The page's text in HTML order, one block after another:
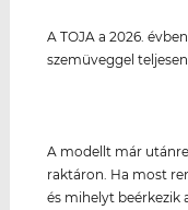
A TOJA a 2026.
szemüveggel
A modellt már
raktáron. Ha most
és mihelyt beérkezik